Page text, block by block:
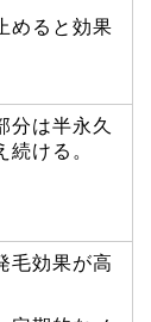
めると効果
分は半永久
ける。
毛効果が高